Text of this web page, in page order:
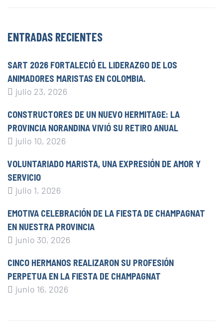
ENTRADAS RECIENTES
SART 2026 FORTALECIÓ EL LIDERAZGO DE LOS
ANIMADORES MARISTAS EN COLOMBIA.
julio 23, 2026
CONSTRUCTORES DE UN NUEVO HERMITAGE: LA
PROVINCIA NORANDINA VIVIÓ SU RETIRO ANUAL
julio 10, 2026
VOLUNTARIADO MARISTA, UNA EXPRESIÓN DE AMOR Y
SERVICIO
julio 1, 2026
EMOTIVA CELEBRACIÓN DE LA FIESTA DE CHAMPAGNAT
EN NUESTRA PROVINCIA
junio 30, 2026
CINCO HERMANOS REALIZARON SU PROFESIÓN
PERPETUA EN LA FIESTA DE CHAMPAGNAT
junio 16, 2026